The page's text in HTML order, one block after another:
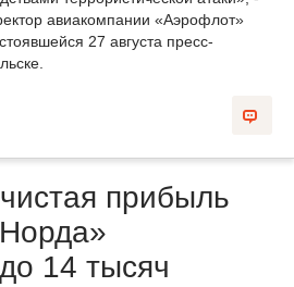
авиакомпании «Аэрофлот»
27 августа пресс-
прибыль
14 тысяч